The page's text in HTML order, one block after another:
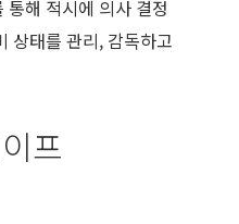
해 적시에 의사 결정
상태를 관리, 감독하고
프